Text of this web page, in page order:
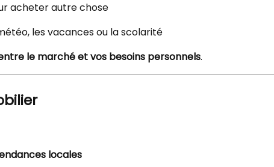
acheter autre chose
les vacances ou la scolarité
le marché et vos besoins personnels.
locales